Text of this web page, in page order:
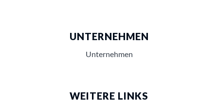
UNTERNEHMEN
Unternehmen
WEITERE LINKS